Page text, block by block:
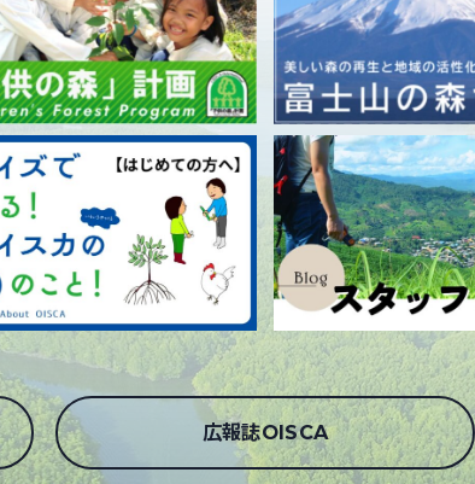
広報誌OISCA